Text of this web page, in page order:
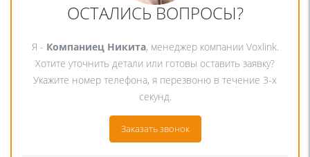
ОСТАЛИСЬ ВОПРОСЫ?
Я - Компаниец Никита, менеджер компании Voxlink.
Хотите уточнить детали или готовы оставить заявку?
Укажите номер телефона, я перезвоню в течение 3-х
секунд.
Заказать звонок